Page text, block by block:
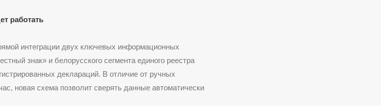
работать
интеграции двух ключевых информационных
знак» и белорусского сегмента единого реестра
деклараций. В отличие от ручных
новая схема позволит сверять данные автоматически